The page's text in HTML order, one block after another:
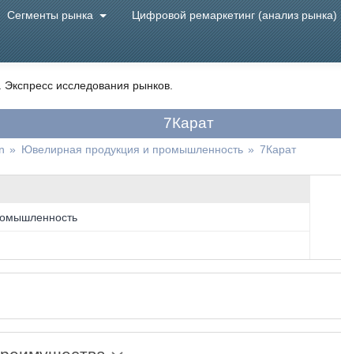
Сегменты рынка Цифровой ремаркетинг (анализ рынка)
исследования рынков.
7Карат
» Ювелирная продукция и промышленность » 7Карат